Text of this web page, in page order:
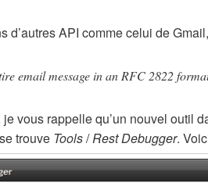
d’autres API comme celui de
email message in an RFC 2822
je vous rappelle qu’un nouvel outil
trouve Tools/Rest Debugger.